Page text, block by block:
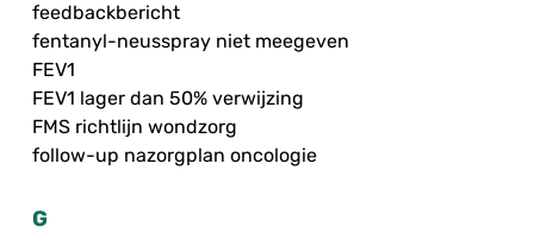
feedbackbericht
fentanyl-neusspray niet meegeven
FEV1
FEV1 lager dan 50% verwijzing
FMS richtlijn wondzorg
follow-up nazorgplan oncologie
G